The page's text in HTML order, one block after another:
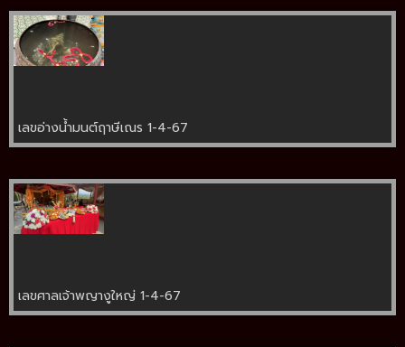
เลขอ่างน้ำมนต์ฤาษีเณร 1-4-67
เลขศาลเจ้าพญางูใหญ่ 1-4-67